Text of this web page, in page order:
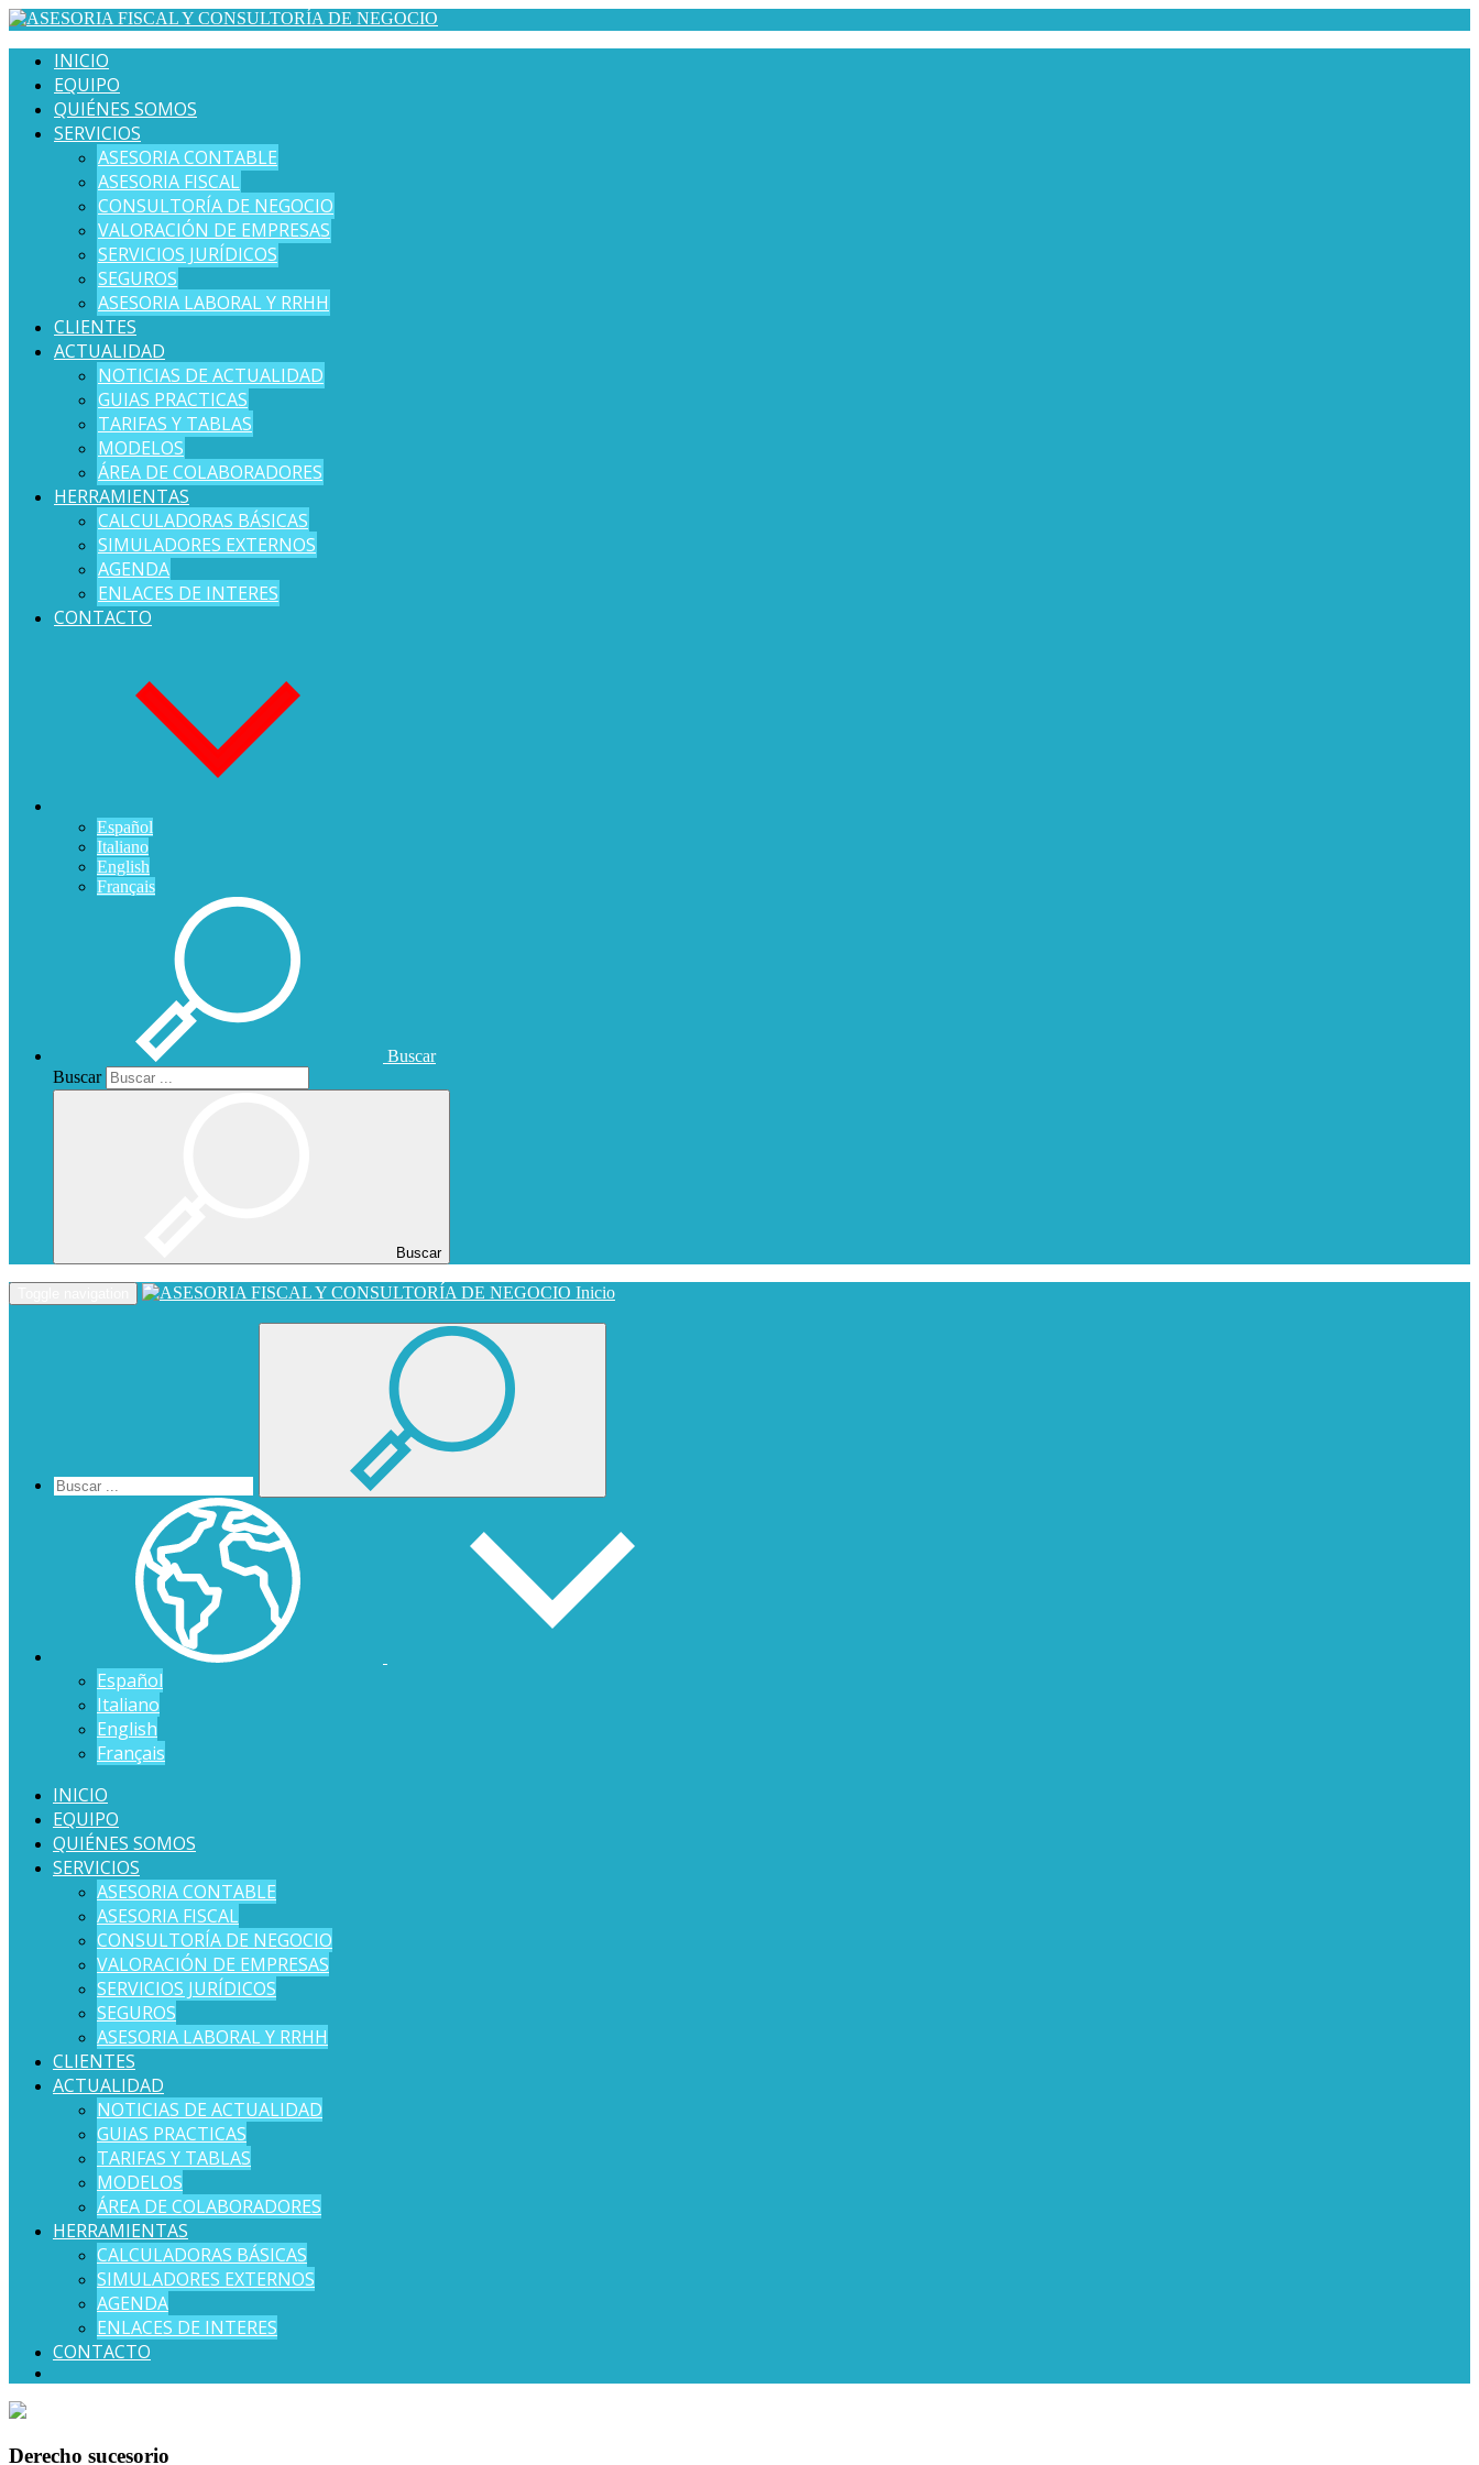
INICIO
EQUIPO
QUIÉNES SOMOS
SERVICIOS
ASESORIA CONTABLE
ASESORIA FISCAL
CONSULTORÍA DE NEGOCIO
VALORACIÓN DE EMPRESAS
SERVICIOS JURÍDICOS
SEGUROS
ASESORIA LABORAL Y RRHH
CLIENTES
ACTUALIDAD
NOTICIAS DE ACTUALIDAD
GUIAS PRACTICAS
TARIFAS Y TABLAS
MODELOS
ÁREA DE COLABORADORES
HERRAMIENTAS
CALCULADORAS BÁSICAS
SIMULADORES EXTERNOS
AGENDA
ENLACES DE INTERES
CONTACTO
Español
Italiano
English
Français
Buscar
Buscar
Buscar
Inicio
Español
Italiano
English
Français
INICIO
EQUIPO
QUIÉNES SOMOS
SERVICIOS
ASESORIA CONTABLE
ASESORIA FISCAL
CONSULTORÍA DE NEGOCIO
VALORACIÓN DE EMPRESAS
SERVICIOS JURÍDICOS
SEGUROS
ASESORIA LABORAL Y RRHH
CLIENTES
ACTUALIDAD
NOTICIAS DE ACTUALIDAD
GUIAS PRACTICAS
TARIFAS Y TABLAS
MODELOS
ÁREA DE COLABORADORES
HERRAMIENTAS
CALCULADORAS BÁSICAS
SIMULADORES EXTERNOS
AGENDA
ENLACES DE INTERES
CONTACTO
Derecho sucesorio